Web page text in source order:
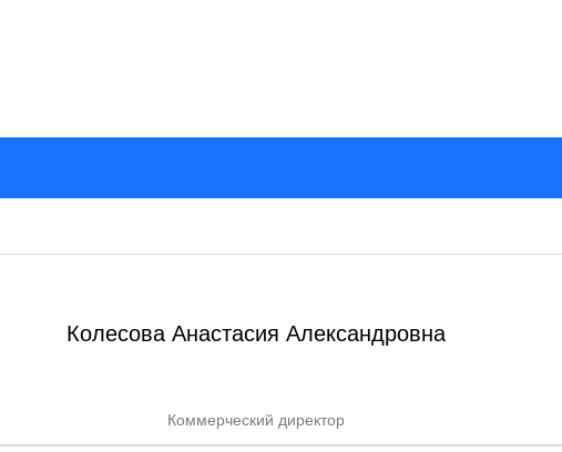
Колесова Анастасия Александровна
Коммерческий директор